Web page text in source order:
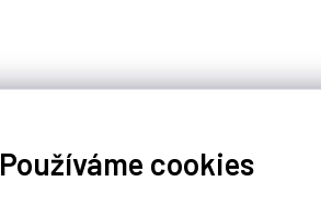
Používáme cookies